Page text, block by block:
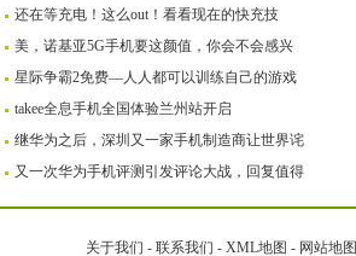
还在等充电！这么out！看看现在的快充技
美，诺基亚5G手机要这颜值，你会不会感兴
星际争霸2免费—人人都可以训练自己的游戏
takee全息手机全国体验兰州站开启
继华为之后，深圳又一家手机制造商让世界诧
又一次华为手机评测引发评论大战，回复值得
关于我们 - 联系我们 - XML地图 - 网站地图